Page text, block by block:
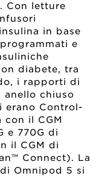
. Con letture
in base
e
diabete, tra
i rapporti di
anello chiuso
erano Control-
il CGM
e 770G di
il CGM di
Connect). La
Omnipod 5 si